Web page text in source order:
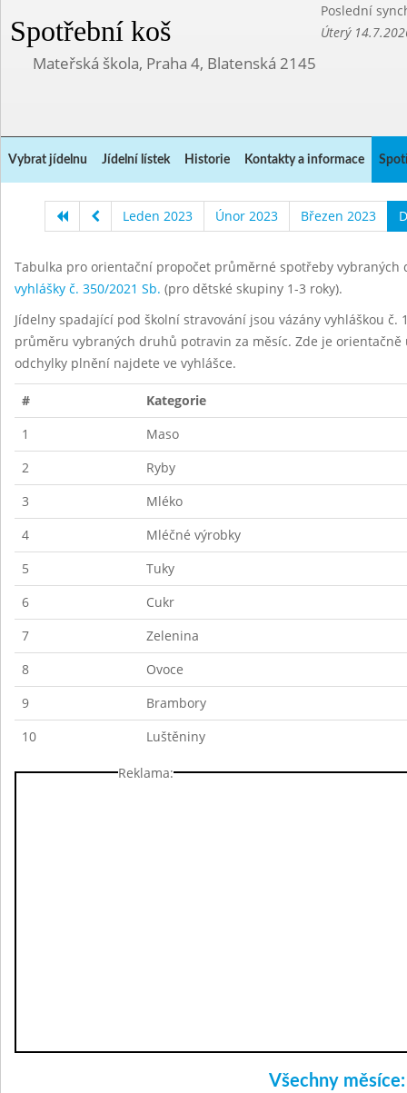
Spotřební koš
Poslední
Úterý
Mateřská škola, Praha 4, Blatenská 2145
Vybrat jídelnu Jídelní lístek Historie Kontakty a informace
Leden 2023 Únor 2023 Březen 2023
Tabulka pro orientační propočet průměrné spotřeby
vyhlášky č. 350/2021 Sb. (pro dětské skupiny 1-3 roky).
Jídelny spadající pod školní stravování jsou vázány vyhláškou
průměru vybraných druhů potravin za měsíc. Zde je
odchylky plnění najdete ve vyhlášce.
#
Kategorie
1
Maso
2
Ryby
3
Mléko
4
Mléčné výrobky
5
Tuky
6
Cukr
7
Zelenina
8
Ovoce
9
Brambory
10
Luštěniny
Reklama:
Všechny měsíce: